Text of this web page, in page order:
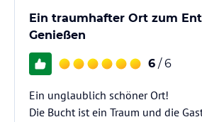
Ein traumhafter Ort zum
Genießen
6 / 6
Ein unglaublich schöner Ort!
Die Bucht ist ein Traum und die